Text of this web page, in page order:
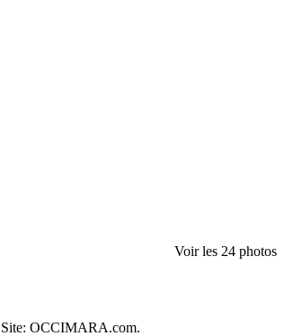
Voir les 24 photos
Site: OCCIMARA.com.